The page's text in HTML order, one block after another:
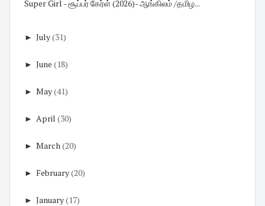
Super Girl - சூப்பர் கேர்ள் (2026)- ஆங்கிலம் /தமிழ...
► July(31)
► June (18)
► May(41)
► April (30)
► March (20)
► February(20)
► January(17)